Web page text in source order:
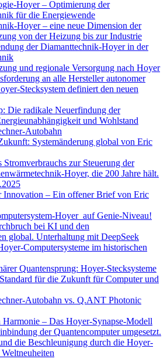
Hoyer – Optimierung der
für die Energiewende
Hoyer – eine neue Dimension der
von der Heizung bis zur Industrie
der Diamanttechnik-Hoyer in der
und regionale Versorgung nach Hoyer
an alle Hersteller autonomer
Stecksystem definiert den neuen
Die radikale Neuerfindung der
und Wohlstand
Autobahn
Systemänderung global von Eric
Stromverbrauchs zur Steuerung der
Hoyer, die 200 Jahre hält.
Innovation – Ein offener Brief von Eric
Hoyer auf Genie-Niveau!
bei KI und den
global. Unterhaltung mit DeepSeek
Computersysteme im historischen
Quantensprung: Hoyer-Stecksysteme
für die Zukunft für Computer und
Autobahn vs. Q.ANT Photonic
– Das Hoyer-Synapse-Modell
der Quantencomputer umgesetzt.
die Beschleunigung durch die Hoyer-